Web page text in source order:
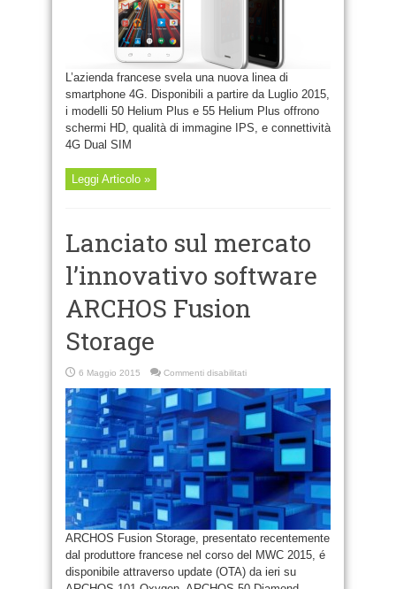
L’azienda francese svela una nuova linea di
smartphone 4G. Disponibili a partire da Luglio 2015,
i modelli 50 Helium Plus e 55 Helium Plus offrono
schermi HD, qualità di immagine IPS, e connettività
4G Dual SIM
Leggi Articolo »
Lanciato sul mercato
l’innovativo software
ARCHOS Fusion
Storage
6 Maggio 2015 Commenti disabilitatisu
sul
mercato
l’innovativo
ARCHOS
Fusion
Storage
ARCHOS Fusion Storage, presentato recentemente
dal produttore francese nel corso del MWC 2015, é
disponibile attraverso update (OTA) da ieri su